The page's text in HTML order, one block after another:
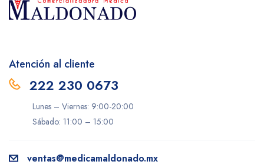
Atención al cliente
222 230 0673
Lunes – Viernes: 9:00-20:00
Sábado: 11:00 – 15:00
ventas@medicamaldonado.mx